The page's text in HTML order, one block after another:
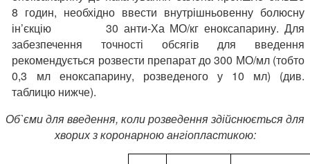
8 годин, необхідно ввести внутрішньовенну болюсну
ін’єкцію 30 анти-Ха МО/кг еноксапарину. Для
забезпечення точності обсягів для введення
рекомендується розвести препарат до 300 МО/мл (тобто
0,3 мл еноксапарину, розведеного у 10 мл) (див.
таблицю нижче).
Об`єми для введення, коли розведення здійснюється для
хворих з коронарною ангіопластикою: